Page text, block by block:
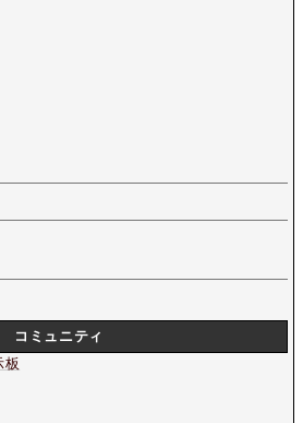
コミュニティ
板